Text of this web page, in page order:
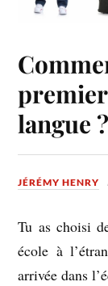
langue ?
JÉRÉMY HENRY
Tu as choisi
école à
arrivée dans